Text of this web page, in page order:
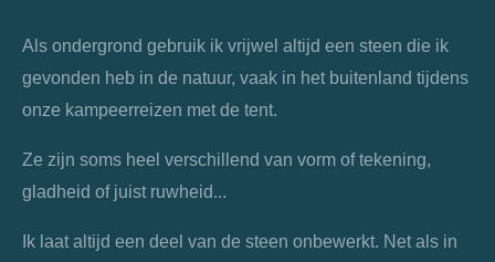
Als ondergrond gebruik ik vrijwel altijd een steen die ik
gevonden heb in de natuur, vaak in het buitenland tijdens
onze kampeerreizen met de tent.
Ze zijn soms heel verschillend van vorm of tekening,
gladheid of juist ruwheid...
Ik laat altijd een deel van de steen onbewerkt. Net als in